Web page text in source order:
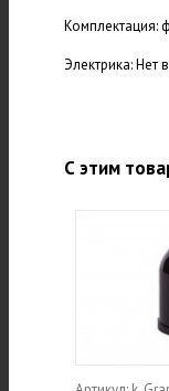
Комплектация:
Электрика: Нет
С этим